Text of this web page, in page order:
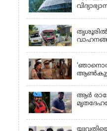
തൃശൂരിൽ
ആര്‍
വീഴ്ച;